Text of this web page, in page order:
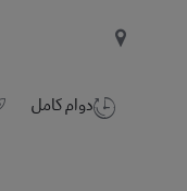
دوام كامل